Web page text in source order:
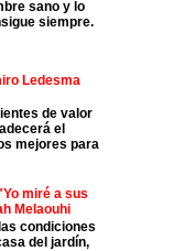
sano y lo
siempre.
Ledesma
de valor
el
mejores para
miré a sus
Melaouhi
condiciones
del jardín,